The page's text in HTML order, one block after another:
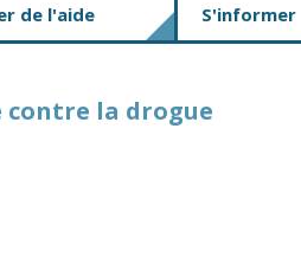
de l'aide S'informer
contre la drogue